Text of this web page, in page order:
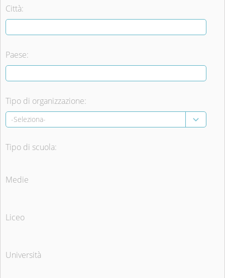
Città:
Paese:
Tipo di organizzazione:
Tipo di scuola:
Medie
Liceo
Università